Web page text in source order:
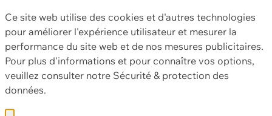
Ce site web utilise des cookies et d'autres technologies
pour améliorer l'expérience utilisateur et mesurer la
performance du site web et de nos mesures publicitaires.
Pour plus d'informations et pour connaître vos options,
veuillez consulter notre Sécurité & protection des
données.